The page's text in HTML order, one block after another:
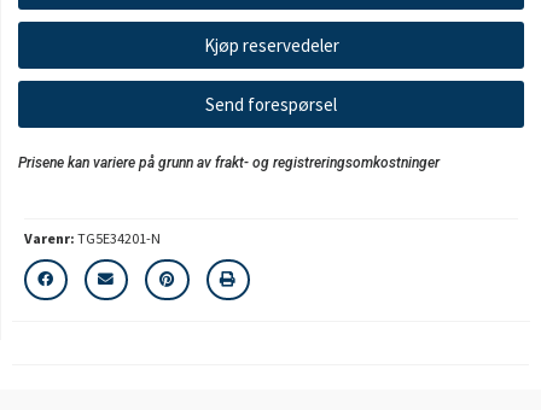
Kjøp reservedeler
Send forespørsel
Prisene kan variere på grunn av frakt- og registreringsomkostninger
Varenr: TG5E34201-N